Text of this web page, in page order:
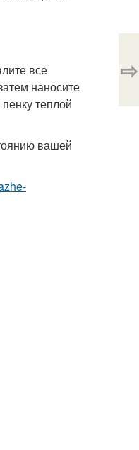
все
наносите
теплой
вашей
⇨